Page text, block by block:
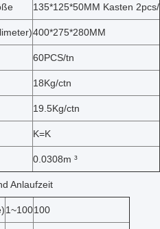
135*125*50MM Kasten 2pcs/
400*275*280MM
60PCS/tn
18Kg/ctn
19.5Kg/ctn
K=K
0.0308m ³
Anlaufzeit
1~100100